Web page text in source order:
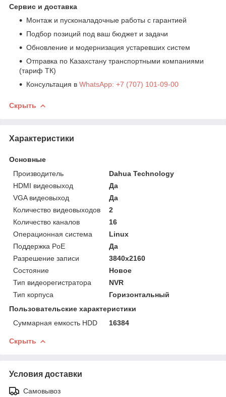
Сервис и доставка
Монтаж и пусконаладочные работы с гарантией
Подбор позиций под ваш бюджет и задачи
Обновление и модернизация устаревших систем
Отправка по Казахстану транспортными компаниями
(тариф ТК)
Консультация в WhatsApp: +7 (707) 101-09-00
Скрыть
Характеристики
Основные
Производитель
Dahua Technology
HDMI видеовыход
Да
VGA видеовыход
Да
Количество видеовыходов
2
Количество каналов
16
Операционная система
Linux
Поддержка PoE
Да
Разрешение записи
3840х2160
Состояние
Новое
Тип видеорегистратора
NVR
Тип корпуса
Горизонтальный
Пользовательские характеристики
Суммарная емкость HDD
16384
Скрыть
Условия доставки
Самовывоз